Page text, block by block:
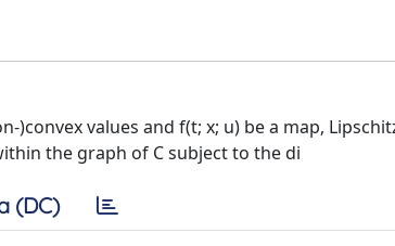
)convex values and f(t; x; u) be a map,
the graph of C subject to the di
(DC)